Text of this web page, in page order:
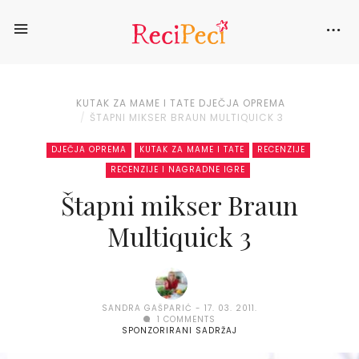
KUTAK ZA MAME I TATE DJEČJA OPREMA
ŠTAPNI MIKSER BRAUN MULTIQUICK 3
DJEČJA OPREMA KUTAK ZA MAME I TATE
RECENZIJE
RECENZIJE I NAGRADNE IGRE
Štapni mikser Braun
Multiquick 3
SANDRA GAŠPARIĆ
17. 03. 2011.
1 COMMENTS
SPONZORIRANI SADRŽAJ